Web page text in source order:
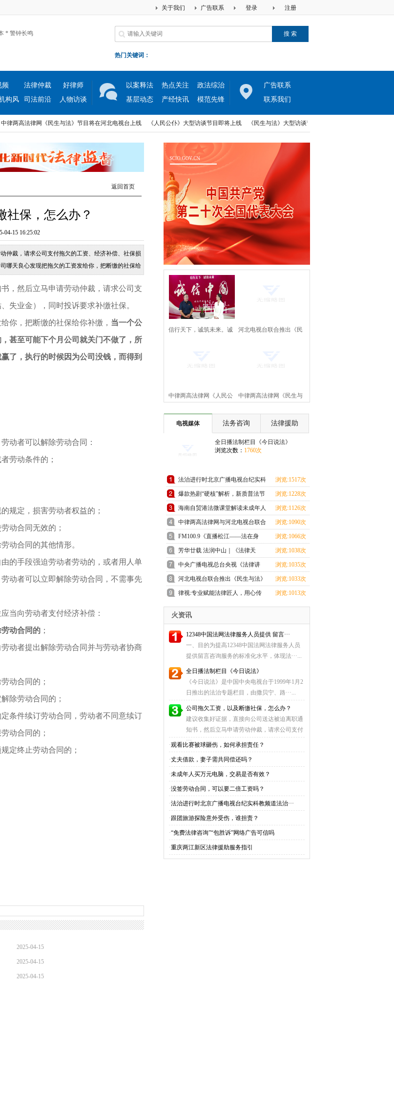
注册
登录
广告联系
关于我们
* 警钟长鸣
热门关键词：
频 法律仲裁
好律师
构风
司法前沿 人物访谈
以案释法 热点关注
政法综治
基层动态
产经快讯 模范先锋
广告联系
联系我们
高法律网《民生与法》节目将在河北电视台上线 《人民公仆》大型访谈节目即将上线 《民生与法》大型访谈节目即将上线
返回首页
社保，怎么办？
15 16:25:02
仲裁，请求公司支付拖欠的工资、经济补偿、社保损
哪天良心发现把拖欠的工资发给你，把断缴的社保给
，然后立马申请劳动仲裁，请求公司支
失业金），同时投诉要求补缴社保。
，把断缴的社保给你补缴， 当一个公
甚至可能下个月公司就关门不做了，所
了，执行的时候因为公司没钱，而得到
动者可以解除劳动合同：
劳动条件的；
定，损害劳动者权益的；
动合同无效的；
合同的其他情形。
手段强迫劳动者劳动的，或者用人单
动者可以立即解除劳动合同，不需事先
当向劳动者支付经济补偿：
动合同的 ；
者提出解除劳动合同并与劳动者协商
动合同的；
除劳动合同的；
件续订劳动合同，劳动者不同意续订
动合同的；
定终止劳动合同的；
2025-04-15
2025-04-15
2025-04-15
信行天下，诚筑未来。诚 河北电视台联合推出《民
中律两高法律网《人民公 中律两高法律网《民生与
上线
电视媒体 法务咨询 法律援助
全日播法制栏目《今日说法》
浏览次数： 1760次
法治进行时北京广播电视台纪实科
教频道法治栏目
浏览:1517次
爆款热剧“硬核”解析，新质普法节
目《剧懂法》即将开播！
浏览:1228次
海南自贸港法微课堂解读未成年人
监护人法律制度
浏览:1126次
中律两高法律网与河北电视台联合
推出《民生与法》大型访谈节目即
将上线
浏览:1090次
FM100.9《直播松江——法在身
边》：普法从学生抓起，让宪法精
神扎根校园
浏览:1066次
芳华廿载 法润中山｜《法律天
地》电视节目播出二十周年！
浏览:1038次
中央广播电视总台央视《法律讲
堂》栏目团队：镜头背后，法官的
奉献与坚守丨2024记者看法院
浏览:1035次
河北电视台联合推出《民生与法》
大型访谈节目即将上线
浏览:1033次
律视:专业赋能法律匠人，用心传
播法律知识
浏览:1013次
火资讯
12348中国法网法律服务人员提供 留言···
一、目的为提高12348中国法网法律服务人员
提供留言咨询服务的标准化水平，体现法···...
全日播法制栏目《今日说法》
《今日说法》是中国中央电视台于1999年1月2
日推出的法治专题栏目，由撒贝宁、路···...
公司拖欠工资，以及断缴社保，怎么办？
建议收集好证据，直接向公司送达被迫离职通
知书，然后立马申请劳动仲裁，请求公司支付
···...
·观看比赛被球砸伤，如何承担责任？
·丈夫借款，妻子需共同偿还吗？
·未成年人买万元电脑，交易是否有效？
·没签劳动合同，可以要二倍工资吗？
·法治进行时北京广播电视台纪实科教频道法治···
·跟团旅游探险意外受伤，谁担责？
·“免费法律咨询”“包胜诉”网络广告可信吗
·重庆两江新区法律援助服务指引